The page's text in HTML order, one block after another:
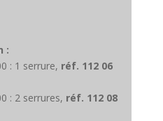
:
: 1 serrure, réf. 112 06
: 2 serrures, réf. 112 08